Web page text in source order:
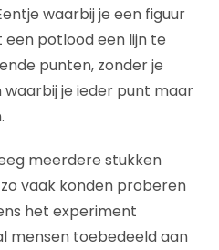
waarbij je een figuur
potlood een lijn te
punten, zonder je
je ieder punt maar
meerdere stukken
vaak konden proberen
het experiment
mensen toebedeeld aan